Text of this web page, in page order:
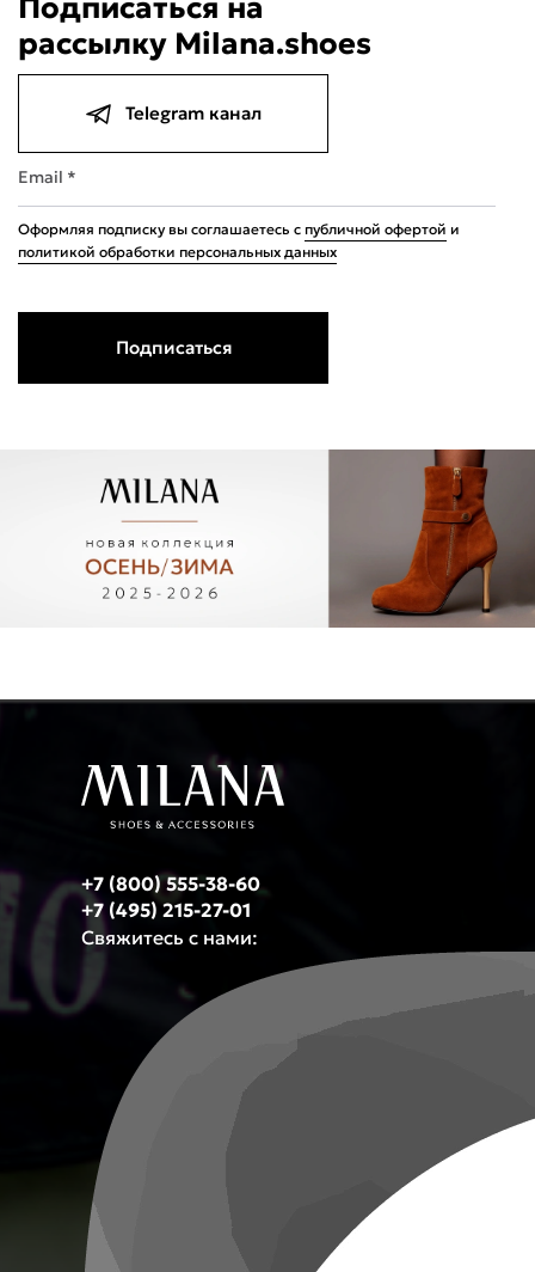
ПоделиМоккаДавай делить
Сегодня
160 ₽
21 августа
160 ₽
04 сентября
160 ₽
18 сентября
160 ₽
Без комиссий и переплат
Подписаться на
рассылку Milana.shoes
Telegram канал
Email *
Оформляя подписку вы соглашаетесь с публичной офертой и
политикой обработки персональных данных
Подписаться
+7 (800) 555-38-60
+7 (495) 215-27-01
Свяжитесь с нами:
Поделится